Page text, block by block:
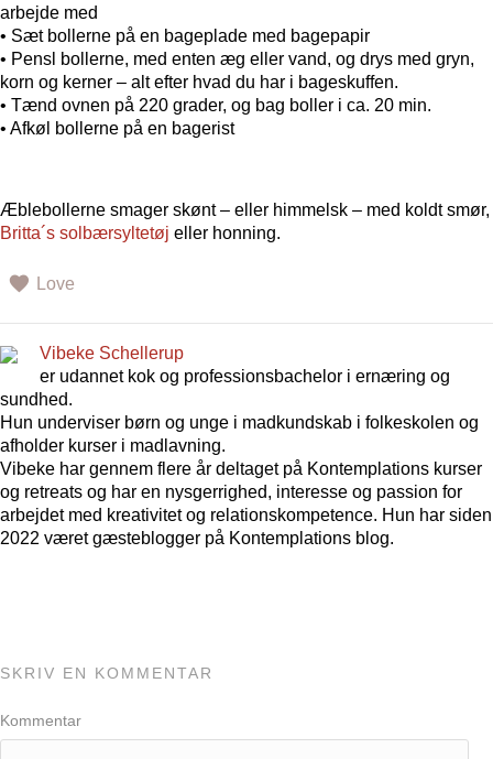
arbejde med
• Sæt bollerne på en bageplade med bagepapir
• Pensl bollerne, med enten æg eller vand, og drys med gryn,
korn og kerner – alt efter hvad du har i bageskuffen.
• Tænd ovnen på 220 grader, og bag boller i ca. 20 min.
• Afkøl bollerne på en bagerist
Æblebollerne smager skønt – eller himmelsk – med koldt smør,
Britta´s solbærsyltetøj eller honning.
Love
Vibeke Schellerup
er udannet kok og professionsbachelor i ernæring og
sundhed.
Hun underviser børn og unge i madkundskab i folkeskolen og
afholder kurser i madlavning.
Vibeke har gennem flere år deltaget på Kontemplations kurser
og retreats og har en nysgerrighed, interesse og passion for
arbejdet med kreativitet og relationskompetence. Hun har siden
2022 været gæsteblogger på Kontemplations blog.
SKRIV EN KOMMENTAR
Kommentar